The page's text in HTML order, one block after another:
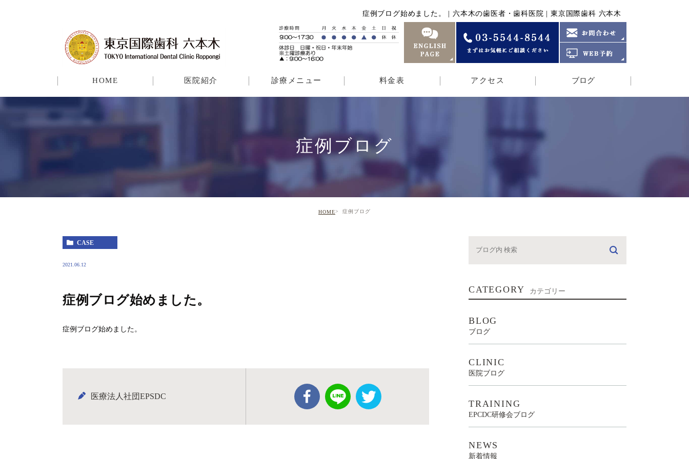
症例ブログ始めました。 | 六本木の歯医者・歯科医院 | 東京国際歯科 六本木
HOME 医院紹介 診療メニュー 料金表 アクセス ブログ
症例ブログ
HOME 症例ブログ
CASE
2021.06.12
症例ブログ始めました。
症例ブログ始めました。
医療法人社団EPSDC
CATEGORY カテゴリー
BLOG
ブログ
CLINIC
医院ブログ
TRAINING
EPCDC研修会ブログ
NEWS
新着情報